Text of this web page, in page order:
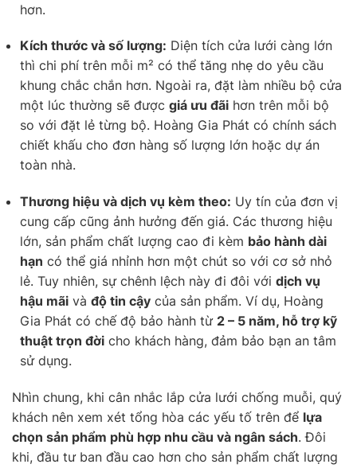
hơn.
Kích thước và số lượng: Diện tích cửa lưới càng lớn
thì chi phí trên mỗi m² có thể tăng nhẹ do yêu cầu
khung chắc chắn hơn. Ngoài ra, đặt làm nhiều bộ cửa
một lúc thường sẽ được giá ưu đãi hơn trên mỗi bộ
so với đặt lẻ từng bộ. Hoàng Gia Phát có chính sách
chiết khấu cho đơn hàng số lượng lớn hoặc dự án
toàn nhà.
Thương hiệu và dịch vụ kèm theo: Uy tín của đơn vị
cung cấp cũng ảnh hưởng đến giá. Các thương hiệu
lớn, sản phẩm chất lượng cao đi kèm bảo hành dài
hạn có thể giá nhỉnh hơn một chút so với cơ sở nhỏ
lẻ. Tuy nhiên, sự chênh lệch này đi đôi với dịch vụ
hậu mãi và độ tin cậy của sản phẩm. Ví dụ, Hoàng
Gia Phát có chế độ bảo hành từ 2 – 5 năm, hỗ trợ kỹ
thuật trọn đời cho khách hàng, đảm bảo bạn an tâm
sử dụng.
Nhìn chung, khi cân nhắc lắp cửa lưới chống muỗi, quý
khách nên xem xét tổng hòa các yếu tố trên để lựa
chọn sản phẩm phù hợp nhu cầu và ngân sách. Đôi
khi, đầu tư ban đầu cao hơn cho sản phẩm chất lượng